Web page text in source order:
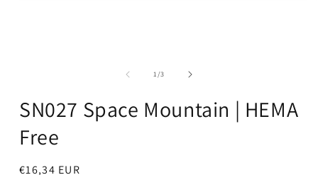
1/van
3
SN027 Space Mountain | HEMA
Free
Normale
€16,34 EUR